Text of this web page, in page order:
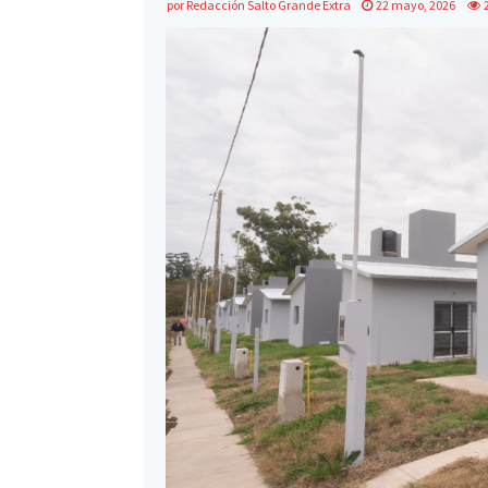
por Redacción Salto Grande Extra 22 mayo, 2026